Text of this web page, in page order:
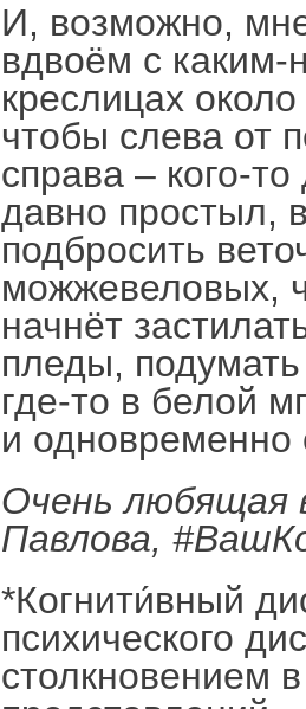
И, возможно,
вдвоём с каким-
креслицах
чтобы слева от
справа – кого-
давно простыл,
подбросить
можжевеловых,
начнёт
пледы,
где-то в белой
и одновременно
Очень любящая
Павлова,
*Когнити́вный
психического
столкновением